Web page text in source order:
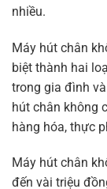
nhiều.
Máy hút chân
biệt thành hai
trong gia đình
hút chân không
hàng hóa, thực
Máy hút chân
đến vài triệu